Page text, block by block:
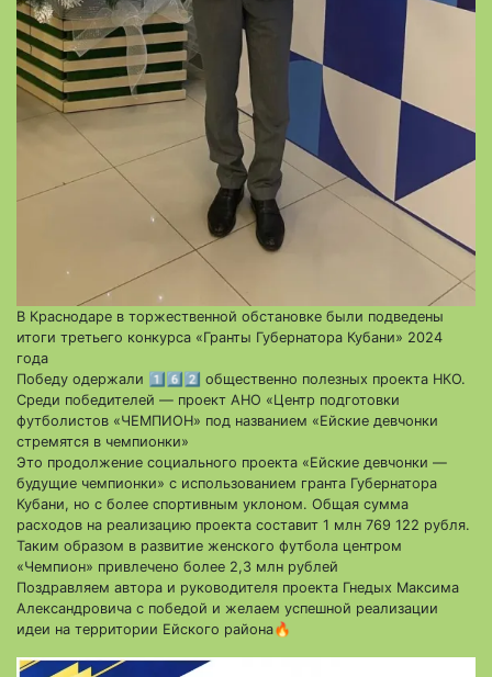
В Краснодаре в торжественной обстановке были подведены
итоги третьего конкурса «Гранты Губернатора Кубани» 2024
года
Победу одержали 1️⃣6️⃣2️⃣ общественно полезных проекта НКО.
Среди победителей — проект АНО «Центр подготовки
футболистов «ЧЕМПИОН» под названием «Ейские девчонки
стремятся в чемпионки»
Это продолжение социального проекта «Ейские девчонки —
будущие чемпионки» с использованием гранта Губернатора
Кубани, но с более спортивным уклоном. Общая сумма
расходов на реализацию проекта составит 1 млн 769 122 рубля.
Таким образом в развитие женского футбола центром
«Чемпион» привлечено более 2,3 млн рублей
Поздравляем автора и руководителя проекта Гнедых Максима
Александровича с победой и желаем успешной реализации
идеи на территории Ейского района🔥